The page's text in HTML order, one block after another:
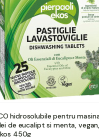
hidrosolubile pentru
de eucalipt si menta,
450g